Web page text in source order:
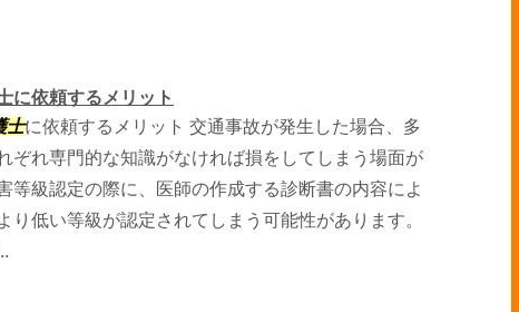
に依頼するメリット
士に依頼するメリット 交通事故が発生した場合、多
ぞれ専門的な知識がなければ損をしてしまう場面が
等級認定の際に、医師の作成する診断書の内容によ
り低い等級が認定されてしまう可能性があります。